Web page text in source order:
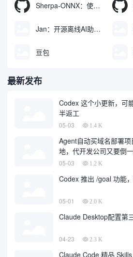
Sherpa-ONNX：使用ONNXRuntime实现离线语音识别和合成
Jan：开源离线AI助手，ChatGPT 替代品，运行本地AI模型或连接云端AI
豆包
最新发布
Codex 这个小更新，可
半返工
05-03 1.4 K
Agent自动买域名部署
地，代开发公司又要倒
05-03 1.2 K
Codex 推出 /goal 功能
05-01 2.0 K
Claude Desktop配置第
04-23 2.3 K
Claude Code 精品